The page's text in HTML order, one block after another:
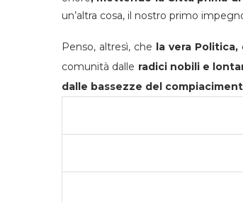
un’altra cosa, il nostro primo
Penso, altresì, che la vera
comunità dalle radici nobili e
dalle bassezze del